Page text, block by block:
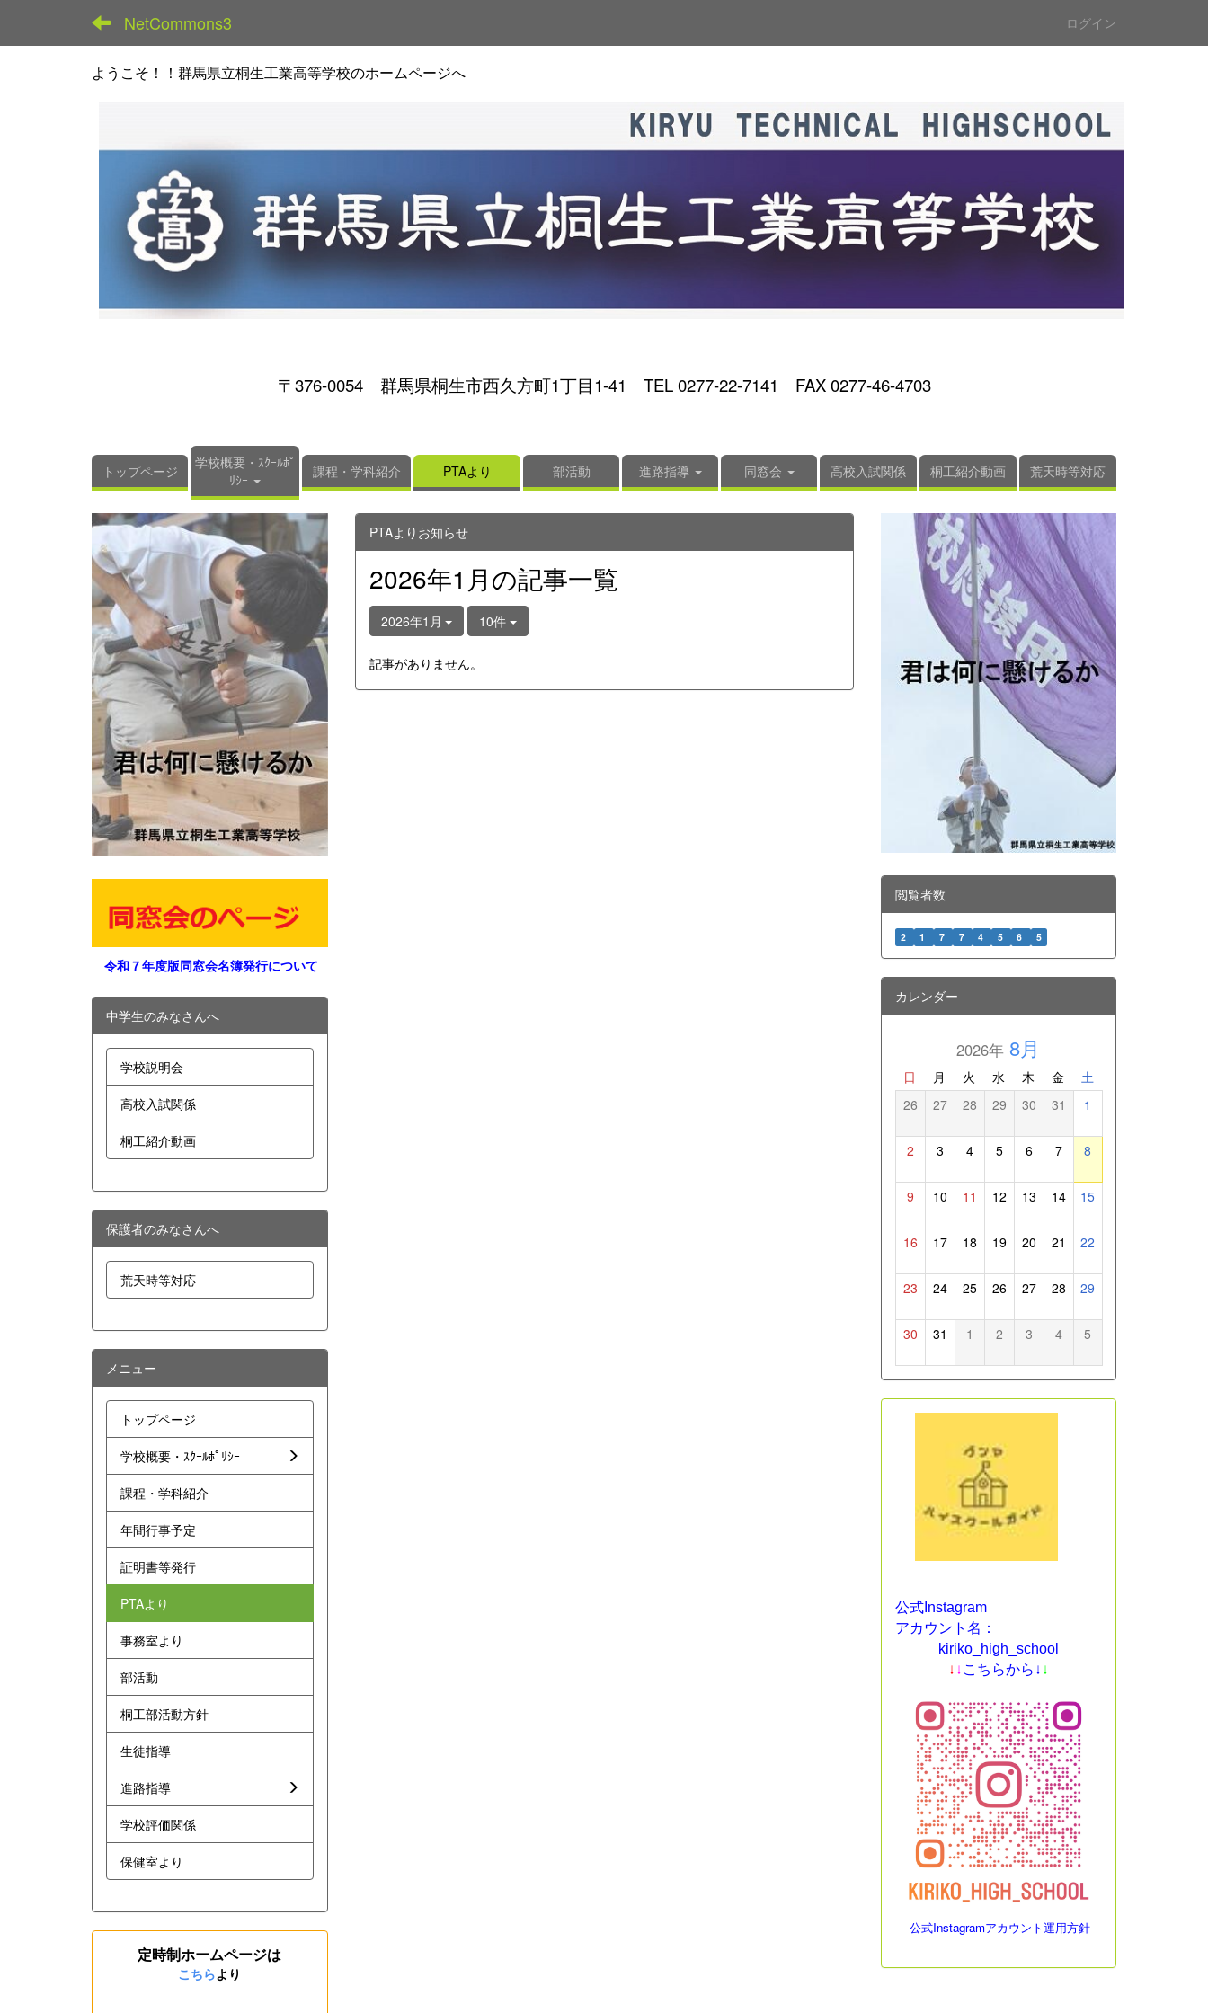
NetCommons3 ログイン
ようこそ！！群馬県立桐生工業高等学校のホームページへ
〒376-0054 群馬県桐生市西久方町1丁目1-41 TEL 0277-22-7141 FAX 0277-46-4703
トップページ
学校概要・ｽｸｰﾙﾎﾟ
ﾘｼｰ
課程・学科紹介 PTAより 部活動 進路指導 同窓会 高校入試関係 桐工紹介動画 荒天時等対応
PTAよりお知らせ
2026年1月の記事一覧
2026年1月 10件
記事がありません。
令和７年度版同窓会名簿発行について
中学生のみなさんへ
学校説明会
高校入試関係
桐工紹介動画
保護者のみなさんへ
荒天時等対応
メニュー
トップページ
学校概要・ｽｸｰﾙﾎﾟﾘｼｰ
課程・学科紹介
年間行事予定
証明書等発行
PTAより
事務室より
部活動
桐工部活動方針
生徒指導
進路指導
学校評価関係
保健室より
定時制ホームページは
こちらより
閲覧者数
2 1 7 7 4 5 6 5
カレンダー
2026年 8月
日 月 火 水 木 金 土
26 27 28 29 30 31 1
2 3 4 5 6 7 8
9 10 11 12 13 14 15
16 17 18 19 20 21 22
23 24 25 26 27 28 29
30 31 1 2 3 4 5
公式Instagram
アカウント名：
kiriko_high_school
↓ ↓ こちらから↓ ↓
公式Instagramアカウント運用方針